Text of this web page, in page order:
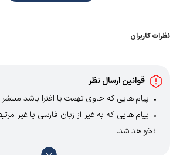
نظرات کاربران
قوانین ارسال نظر
پیام هایی که حاوی تهمت یا افترا باشد
پیام هایی که به غیر از زبان فارسی یا غیر
نخواهد شد.
با توجه به آن که امکان موافقت یا